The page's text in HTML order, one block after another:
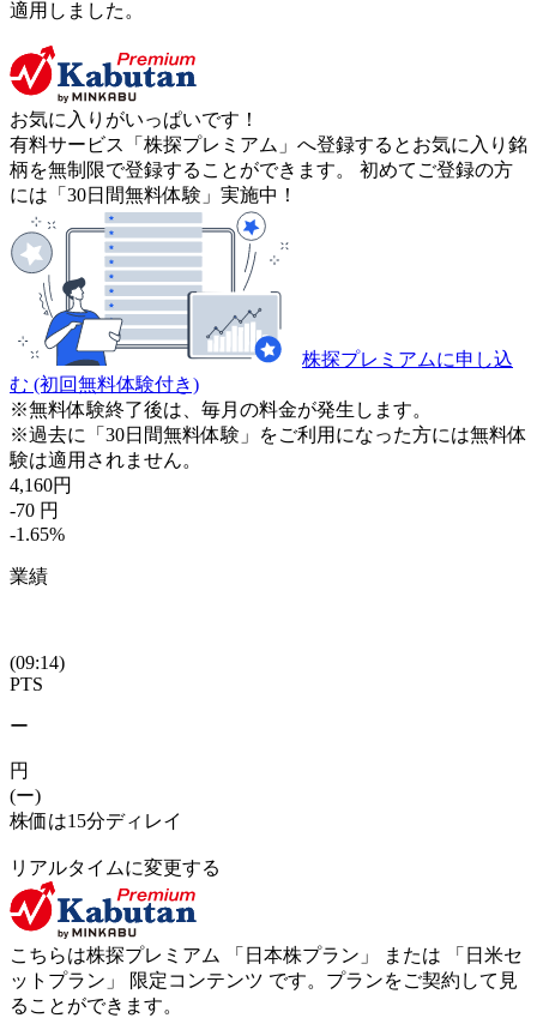
適用しました。
お気に入りがいっぱいです！
有料サービス「株探プレミアム」へ登録するとお気に入り銘
柄を無制限で登録することができます。 初めてご登録の方
には「30日間無料体験」実施中！
株探プレミアムに申し込
む (初回無料体験付き)
※無料体験終了後は、毎月の料金が発生します。
※過去に「30日間無料体験」をご利用になった方には無料体
験は適用されません。
4,160円
-70 円
-1.65%
業績
(09:14)
PTS
ー
円
(ー)
株価は15分ディレイ
リアルタイムに変更する
こちらは株探プレミアム 「 日本株プラン 」 または 「 日米セ
ットプラン 」 限定コンテンツ です。プランをご契約して見
ることができます。